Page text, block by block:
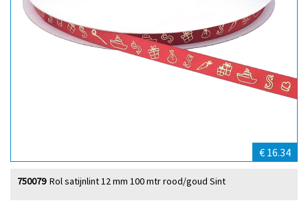
€ 16.34
Rol satijnlint 12 mm 100 mtr rood/goud Sint
750079